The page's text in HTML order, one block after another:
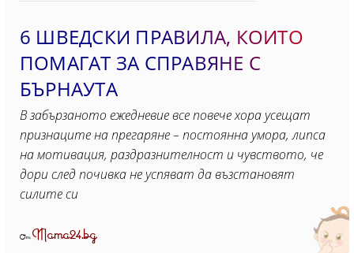
6 ШВЕДСКИ ПРАВИЛА, КОИТО
ПОМАГАТ ЗА СПРАВЯНЕ С
БЪРНАУТА
В забързаното ежедневие все повече хора усещат
признаците на прегаряне – постоянна умора, липса
на мотивация, раздразнителност и чувството, че
дори след почивка не успяват да възстановят
силите си
ОтMama24.bg